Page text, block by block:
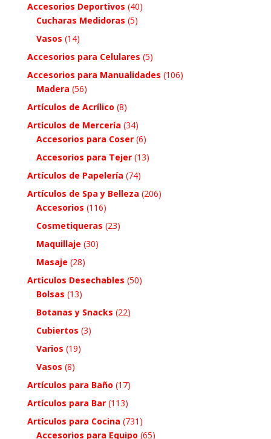
Accesorios Deportivos (40)
Cucharas Medidoras (5)
Vasos (14)
Accesorios para Celulares (5)
Accesorios para Manualidades (106)
Madera (56)
Artículos de Acrílico (8)
Artículos de Mercería (34)
Accesorios para Coser (6)
Accesorios para Tejer (13)
Artículos de Papelería (74)
Artículos de Spa y Belleza (206)
Accesorios (116)
Cosmetiqueras (23)
Maquillaje (30)
Masaje (28)
Artículos Desechables (50)
Bolsas (13)
Botanas y Snacks (22)
Cubiertos (3)
Varios (19)
Vasos (8)
Artículos para Baño (17)
Artículos para Bar (113)
Artículos para Cocina (731)
Accesorios para Equipo (65)